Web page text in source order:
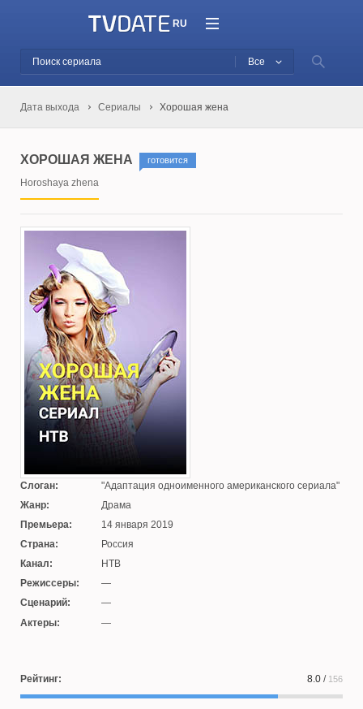
RU
Все
Дата выхода Сериалы Хорошая жена
ХОРОШАЯ ЖЕНА готовится
Horoshaya zhena
Слоган:
Адаптация одноименного американского сериала
Жанр:
Драма
Премьера:
14 января 2019
Страна:
Россия
Канал:
НТВ
Режиссеры:
—
Сценарий:
—
Актеры:
—
Рейтинг: 8.0 / 156